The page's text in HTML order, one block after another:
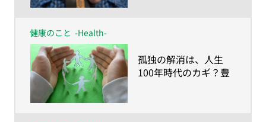
健康のこと -Health-
​孤独の解消は、人生
100年時代のカギ？豊